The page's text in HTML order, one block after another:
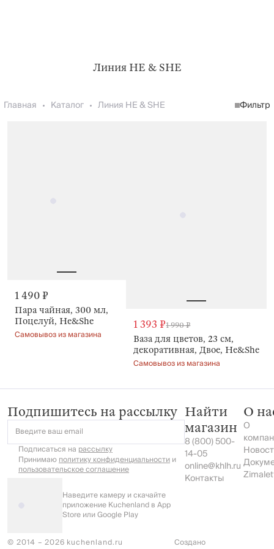
Линия HE & SHE
Главная Каталог Линия HE & SHE Фильтр
1 490 ₽
Пара чайная, 300 мл,
Поцелуй, He&She
Самовывоз из магазина
1 393 ₽1 990 ₽
Ваза для цветов, 23 см,
декоративная, Двое, He&She
Самовывоз из магазина
Подпишитесь на рассылку
Введите ваш email
Подписаться на рассылку
Принимаюполитику конфиденциальностии
пользовательское соглашение
Наведите камеру и скачайте
приложение Kuchenland в App
Store или Google Play
Найти
магазин
8 (800) 500-
14-05
online@khlh.ru
Контакты
О
О
© 2014 – 2026 kuchenland.ru Создано